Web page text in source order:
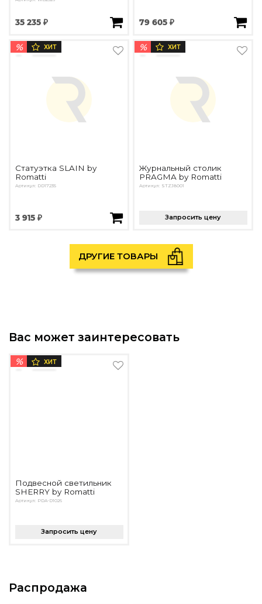
35 235 ₽ 79 605 ₽
% ХИТ
Статуэтка SLAIN by
Romatti
Артикул: DD17235
3 915 ₽
% ХИТ
Журнальный столик
PRAGMA by Romatti
Артикул: STZJ8001
Запросить цену
ДРУГИЕ ТОВАРЫ
Вас может заинтересовать
% ХИТ
Подвесной светильник
SHERRY by Romatti
Артикул: PDA-D1026
Запросить цену
Распродажа